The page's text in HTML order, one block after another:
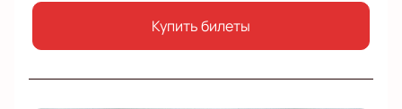
Купить билеты